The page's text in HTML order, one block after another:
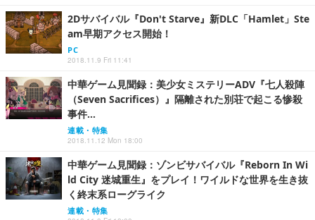
2Dサバイバル『Don't Starve』新DLC「Hamlet」Ste
am早期アクセス開始！
PC
2018.11.9 Fri 11:41
中華ゲーム見聞録：美少女ミステリーADV『七人殺陣
（Seven Sacrifices）』隔離された別荘で起こる惨殺
事件…
連載・特集
2018.11.12 Mon 18:00
中華ゲーム見聞録：ゾンビサバイバル『Reborn In Wi
ld City 迷城重生』をプレイ！ワイルドな世界を生き抜
く終末系ローグライク
連載・特集